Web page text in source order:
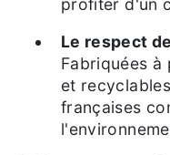
profiter d'un
Le respect
Fabriquées
et
françaises